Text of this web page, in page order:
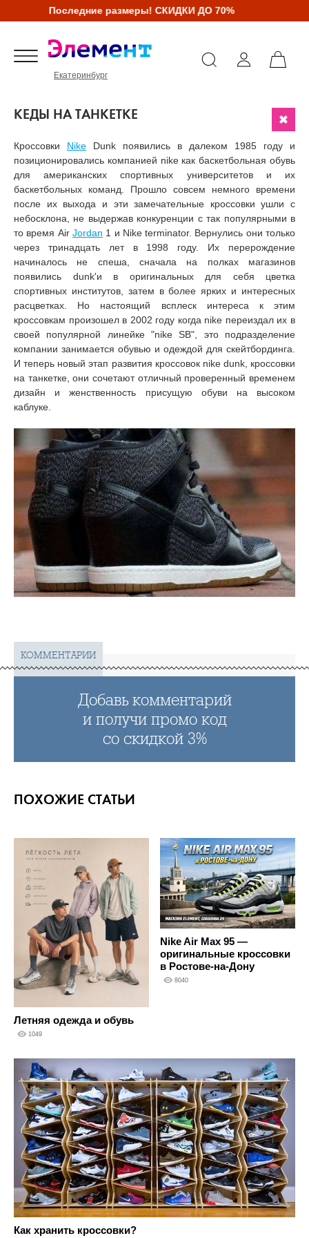
Последние размеры! СКИДКИ ДО 70%
Екатеринбург
КЕДЫ НА ТАНКЕТКЕ
Кроссовки Nike Dunk появились в далеком 1985 году и
позиционировались компанией nike как баскетбольная обувь
для американских спортивных университетов и их
баскетбольных команд. Прошло совсем немного времени
после их выхода и эти замечательные кроссовки ушли с
небосклона, не выдержав конкуренции с так популярными в
то время Air Jordan 1 и Nike terminator. Вернулись они только
через тринадцать лет в 1998 году. Их перерождение
начиналось не спеша, сначала на полках магазинов
появились dunk'и в оригинальных для себя цветка
спортивных институтов, затем в более ярких и интересных
расцветках. Но настоящий всплеск интереса к этим
кроссовкам произошел в 2002 году когда nike переиздал их в
своей популярной линейке "nike SB", это подразделение
компании занимается обувью и одеждой для скейтбординга.
И теперь новый этап развития кроссовок nike dunk, кроссовки
на танкетке, они сочетают отличный проверенный временем
дизайн и женственность присущую обуви на высоком
каблуке.
КОММЕНТАРИИ
Добавь комментарий
и получи промо код
со скидкой 3%
ПОХОЖИЕ СТАТЬИ
Летняя одежда и обувь
1049
Nike Air Max 95 —
оригинальные кроссовки
в Ростове-на-Дону
8040
Как хранить кроссовки?